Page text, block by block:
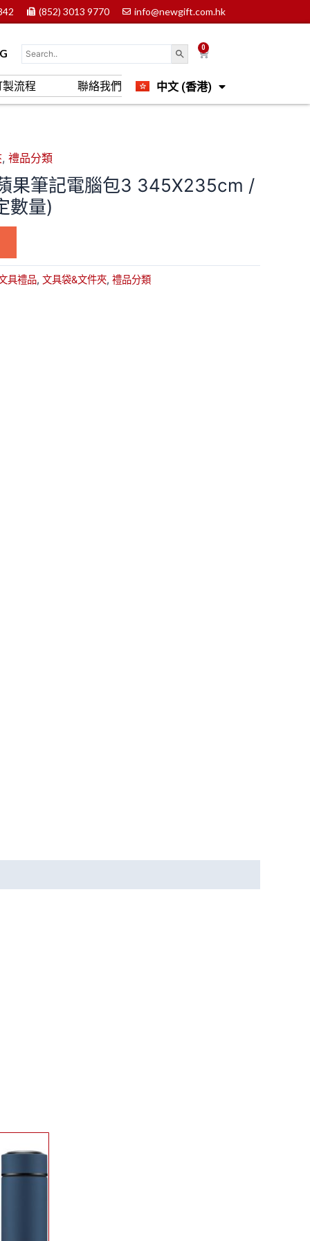
(852) 3013 9770 info@newgift.com.hk
0 Cart
製流程 聯絡我們 中文 (香港)
English
, 禮品分類
果筆記電腦包3 345X235cm /
數量)
具禮品, 文具袋&文件夾, 禮品分類